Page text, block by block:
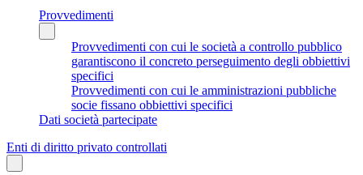
Provvedimenti
Provvedimenti con cui le società a controllo pubblico
garantiscono il concreto perseguimento degli obbiettivi
specifici
Provvedimenti con cui le amministrazioni pubbliche
socie fissano obbiettivi specifici
Dati società partecipate
Enti di diritto privato controllati